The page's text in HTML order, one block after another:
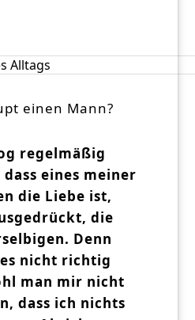
einen Mann?
regelmäßig
eines meiner
die Liebe ist,
die
Denn
nicht richtig
man mir nicht
dass ich nichts